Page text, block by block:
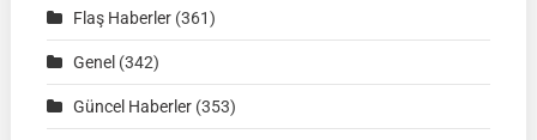
Müsabaka
Ön
Formu
Flaş Haberler(361)
Genel (342)
Güncel Haberler(353)